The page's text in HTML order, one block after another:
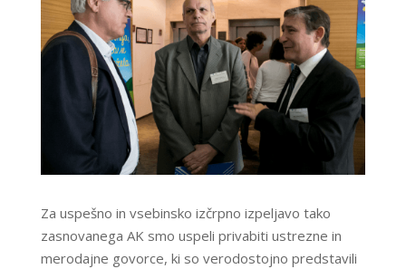
Za uspešno in vsebinsko izčrpno izpeljavo tako
zasnovanega AK smo uspeli privabiti ustrezne in
merodajne govorce, ki so verodostojno predstavili